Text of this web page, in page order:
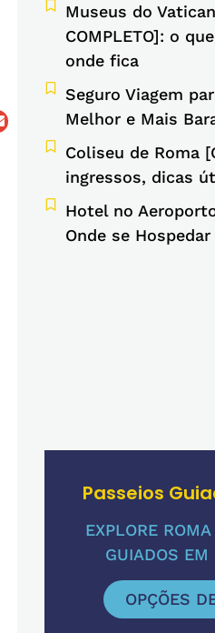
Museus do
COMPLETO]: o
onde fica
Seguro Viagem
Melhor e Mais
Coliseu de Roma
ingressos, dicas
Hotel no
Onde se Hospedar
Passeios
EXPLORE
GUIADOS EM
OPÇÕES